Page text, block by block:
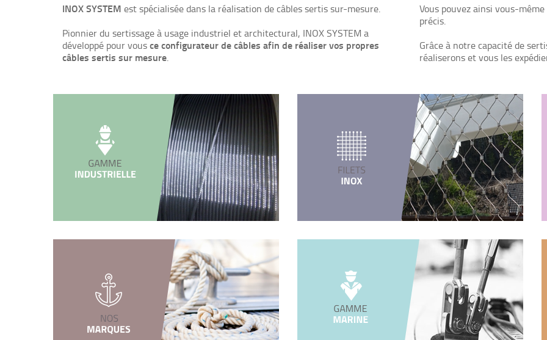
INOX SYSTEM est spécialisée dans la réalisation de câbles sertis sur-mesure.
Pionnier du sertissage à usage industriel et architectural, INOX SYSTEM a
développé pour vousce configurateur de câbles afin de réaliser vos propres
câbles sertis sur mesure.
Vous pouvez ainsi vous-
précis.
Grâce à notre capacité de
réaliserons et vous les